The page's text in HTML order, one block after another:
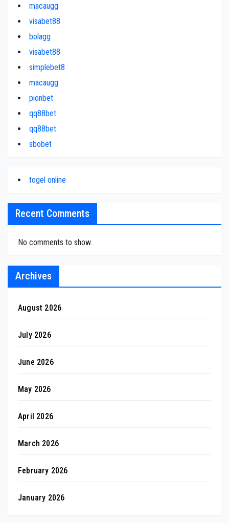
macaugg
visabet88
bolagg
visabet88
simplebet8
macaugg
pionbet
qq88bet
qq88bet
sbobet
togel online
Recent Comments
No comments to show.
Archives
August 2026
July 2026
June 2026
May 2026
April 2026
March 2026
February 2026
January 2026